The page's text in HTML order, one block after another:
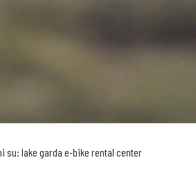
su: lake garda e-bike rental center